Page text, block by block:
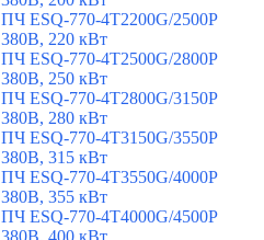
ПЧ ESQ-770-4T2200G/2500P
380В, 220 кВт
ПЧ ESQ-770-4T2500G/2800P
380В, 250 кВт
ПЧ ESQ-770-4T2800G/3150P
380В, 280 кВт
ПЧ ESQ-770-4T3150G/3550P
380В, 315 кВт
ПЧ ESQ-770-4T3550G/4000P
380В, 355 кВт
ПЧ ESQ-770-4T4000G/4500P